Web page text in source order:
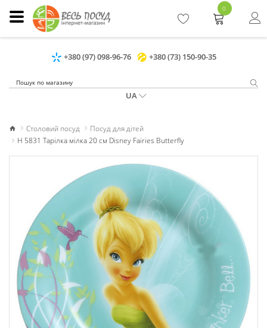
+380 (97) 098-96-76 +380 (73) 150-90-35
UA
0
Столовий посуд
Посуд для дітей
H 5831 Тарілка мілка 20 см Disney Fairies Butterfly